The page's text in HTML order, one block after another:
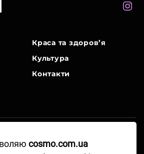
cosmo.com.ua
Краса та здоров’я
Культура
Контакти
Media